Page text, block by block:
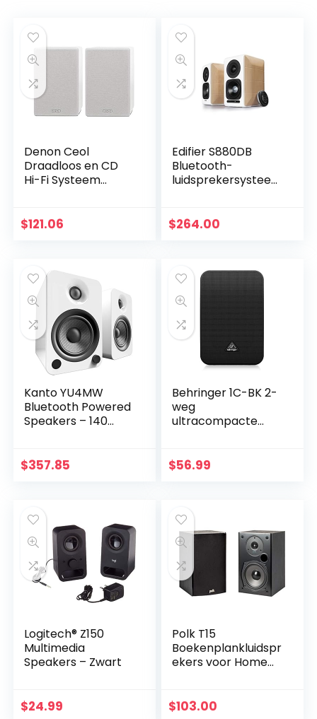
Denon Ceol
Draadloos en CD
Hi-Fi Systeem
$121.06
Edifier S880DB
Bluetooth-
luidsprekersystee
$264.00
Kanto YU4MW
Bluetooth Powered
Speakers – 140
White)
$357.85
Behringer 1C-BK 2-
weg
ultracompacte
$56.99
Logitech® Z150
Multimedia
Speakers – Zwart
$24.99
Polk T15
Boekenplankluidspr
ekers voor Home
Stereoluidsprekers
$103.00